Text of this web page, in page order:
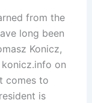
from the
long been
Konicz,
on
comes to
is